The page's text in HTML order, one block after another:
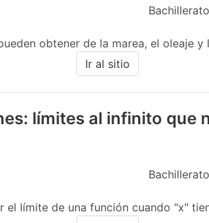
Bachillerato
obtener de la marea, el oleaje y
Ir al sitio
límites al infinito que
Bachillerato
límite de una función cuando "x"